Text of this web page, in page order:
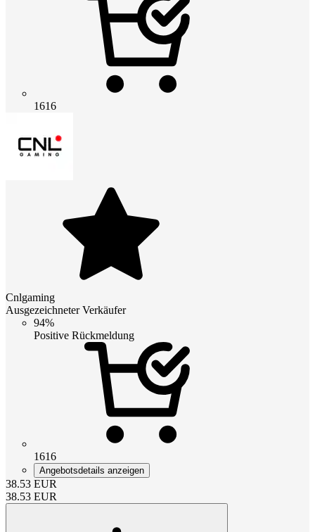
1616
Cnlgaming
Ausgezeichneter Verkäufer
94%
Positive Rückmeldung
1616
Angebotsdetails anzeigen
38.53 EUR
38.53 EUR